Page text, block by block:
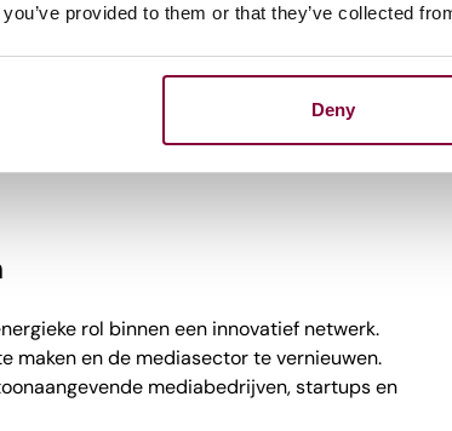
provided to them or that they’ve collected
Deny
pionieren en vindt het uitdagend om structuur te
van projecten en initiatieven.
interesse in de laatste trends en ontwikkelingen
rol binnen een innovatief netwerk.
maken en de mediasector te vernieuwen.
mediabedrijven, startups en